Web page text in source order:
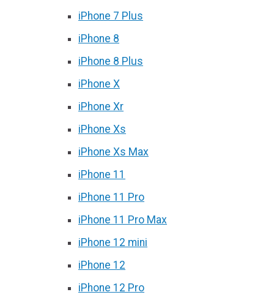
iPhone 7 Plus
iPhone 8
iPhone 8 Plus
iPhone X
iPhone Xr
iPhone Xs
iPhone Xs Max
iPhone 11
iPhone 11 Pro
iPhone 11 Pro Max
iPhone 12 mini
iPhone 12
iPhone 12 Pro